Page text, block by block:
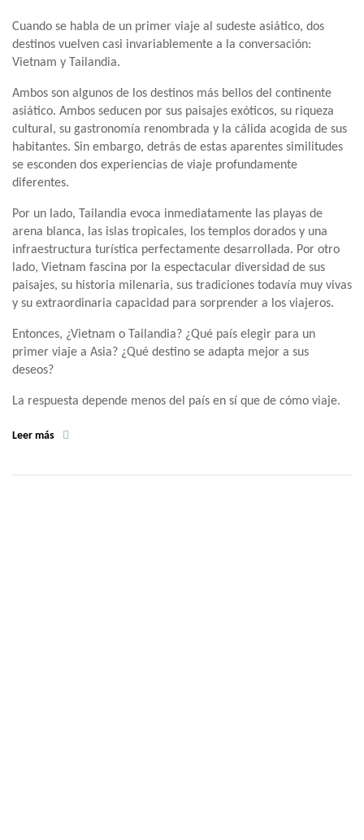
Cuando se habla de un primer viaje al sudeste asiático, dos
destinos vuelven casi invariablemente a la conversación:
Vietnam y Tailandia.
Ambos son algunos de los destinos más bellos del continente
asiático. Ambos seducen por sus paisajes exóticos, su riqueza
cultural, su gastronomía renombrada y la cálida acogida de sus
habitantes. Sin embargo, detrás de estas aparentes similitudes
se esconden dos experiencias de viaje profundamente
diferentes.
Por un lado, Tailandia evoca inmediatamente las playas de
arena blanca, las islas tropicales, los templos dorados y una
infraestructura turística perfectamente desarrollada. Por otro
lado, Vietnam fascina por la espectacular diversidad de sus
paisajes, su historia milenaria, sus tradiciones todavía muy vivas
y su extraordinaria capacidad para sorprender a los viajeros.
Entonces, ¿Vietnam o Tailandia? ¿Qué país elegir para un
primer viaje a Asia? ¿Qué destino se adapta mejor a sus
deseos?
La respuesta depende menos del país en sí que de cómo viaje.
Leer más